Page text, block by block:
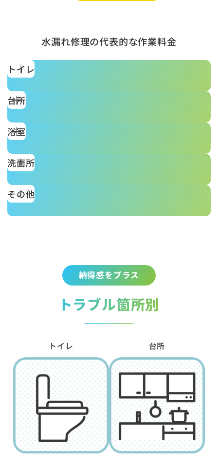
水漏れ修理の代表的な作業料金
トイレ
台所
浴室
洗面所
その他
納得感をプラス
トラブル箇所別
トイレ 台所